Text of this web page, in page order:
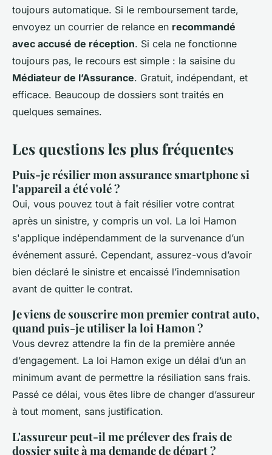
toujours automatique. Si le remboursement tarde,
envoyez un courrier de relance en recommandé
avec accusé de réception. Si cela ne fonctionne
toujours pas, le recours est simple : la saisine du
Médiateur de l’Assurance. Gratuit, indépendant, et
efficace. Beaucoup de dossiers sont traités en
quelques semaines.
Les questions les plus fréquentes
Puis-je résilier mon assurance smartphone si
l'appareil a été volé ?
Oui, vous pouvez tout à fait résilier votre contrat
après un sinistre, y compris un vol. La loi Hamon
s'applique indépendamment de la survenance d’un
événement assuré. Cependant, assurez-vous d’avoir
bien déclaré le sinistre et encaissé l’indemnisation
avant de quitter le contrat.
Je viens de souscrire mon premier contrat auto,
quand puis-je utiliser la loi Hamon ?
Vous devrez attendre la fin de la première année
d’engagement. La loi Hamon exige un délai d’un an
minimum avant de permettre la résiliation sans frais.
Passé ce délai, vous êtes libre de changer d’assureur
à tout moment, sans justification.
L'assureur peut-il me prélever des frais de
dossier suite à ma demande de départ ?